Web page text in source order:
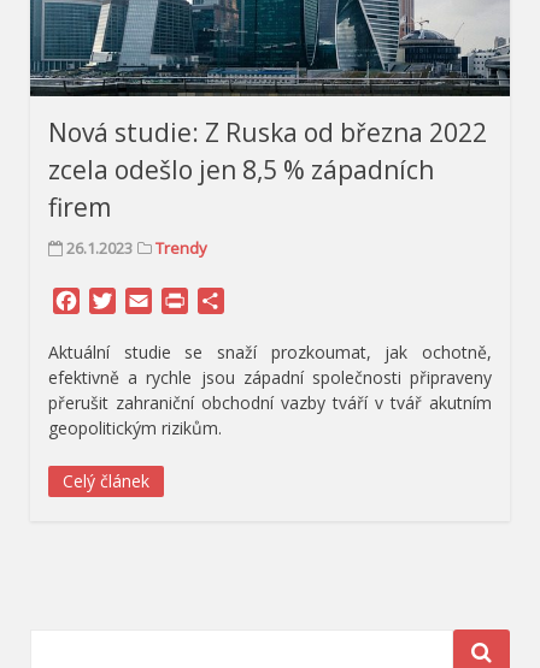
Nová studie: Z Ruska od března 2022
zcela odešlo jen 8,5 % západních
firem
26.1.2023 Trendy
Facebook
Twitter
Email Print
Aktuální studie se snaží prozkoumat, jak ochotně,
efektivně a rychle jsou západní společnosti připraveny
přerušit zahraniční obchodní vazby tváří v tvář akutním
geopolitickým rizikům.
Celý článek